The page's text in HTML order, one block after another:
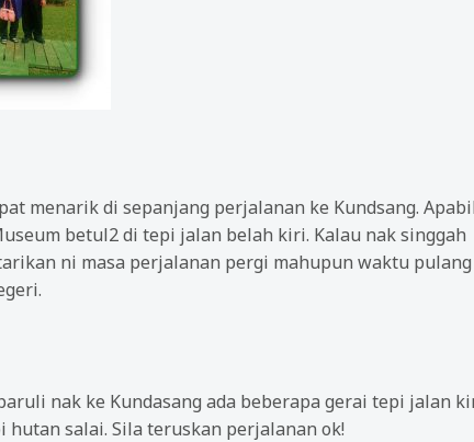
menarik di sepanjang perjalanan ke Kundsang.
betul2 di tepi jalan belah kiri. Kalau nak singgah
ni masa perjalanan pergi mahupun waktu
nak ke Kundasang ada beberapa gerai tepi jalan
hutan salai. Sila teruskan perjalanan ok!